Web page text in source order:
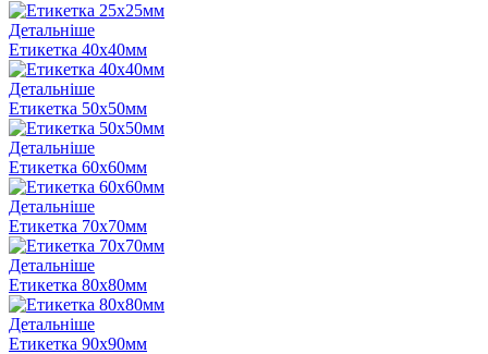
Детальніше
Етикетка 40х40мм
Детальніше
Етикетка 50х50мм
Детальніше
Етикетка 60х60мм
Детальніше
Етикетка 70х70мм
Детальніше
Етикетка 80х80мм
Детальніше
Етикетка 90х90мм